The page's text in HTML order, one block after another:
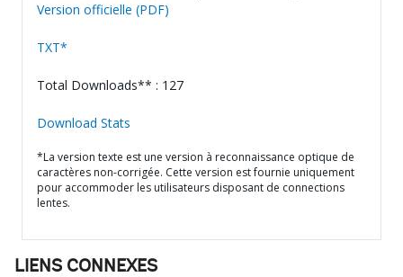
Version officielle (PDF)
TXT*
Total Downloads** : 127
Download Stats
*La version texte est une version à reconnaissance optique de
caractères non-corrigée. Cette version est fournie uniquement
pour accommoder les utilisateurs disposant de connections
lentes.
LIENS CONNEXES